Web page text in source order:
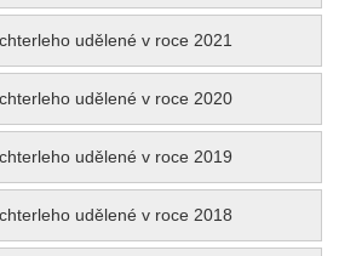
udělené v roce 2021
udělené v roce 2020
udělené v roce 2019
udělené v roce 2018